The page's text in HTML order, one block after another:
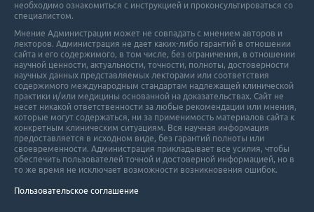
необходимо ознакомиться с инструкцией и проконсультироваться со
специалистом.
Мнение Администрации может не совпадать с мнением авторов и
лекторов. Администрация не дает каких-либо гарантий в отношении
cайта и его cодержимого, в том числе, без ограничения, в отношении
научной ценности, актуальности, точности, полноты, достоверности
научных данных представляемых лекторами или соответствия
содержимого международным стандартам надлежащей клинической
практики и/или медицины основанной на доказательствах. Сайт не
несет никакой ответственности за любые рекомендации или мнения,
которые могут содержаться, ни за применимость материалов сайта к
конкретным клиническим ситуациям. Вся научная информация
предоставляется в исходном виде, без гарантий полноты или
своевременности. Администрация прикладывает все усилия, чтобы
обеспечить пользователей точной и достоверной информацией, но в
то же время не исключает возможности возникновения ошибок.
Пользовательское соглашение